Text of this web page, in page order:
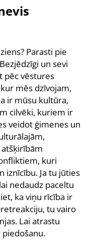
Parasti pie
un sevi
pēc vēstures
mēs dzīvojam,
ir mūsu kultūra,
cilvēki, kuriem ir
veidot ģimenes un
kuri
iznīcību. Ja tu jūties
nedaudz paceltu
ka viņu rīcība ir
tu vairo
Lai atrastu
piedošanu.